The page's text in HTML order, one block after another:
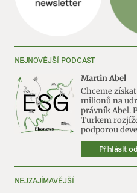
NEJNOVĚJŠÍ PODCAST
Martin Abel
Chceme
milionů na
právník Abel.
Turkem
podporou
Přihlásit
NEJZAJÍMAVĚJŠÍ